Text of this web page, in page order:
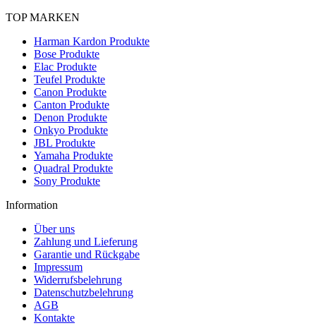
TOP MARKEN
Harman Kardon Produkte
Bose Produkte
Elac Produkte
Teufel Produkte
Canon Produkte
Canton Produkte
Denon Produkte
Onkyo Produkte
JBL Produkte
Yamaha Produkte
Quadral Produkte
Sony Produkte
Information
Über uns
Zahlung und Lieferung
Garantie und Rückgabe
Impressum
Widerrufsbelehrung
Datenschutzbelehrung
AGB
Kontakte